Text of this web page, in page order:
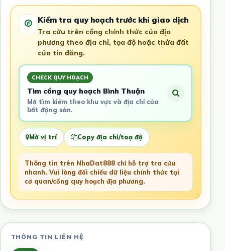
Kiểm tra quy hoạch trước khi giao dịch
Tra cứu trên cổng chính thức của địa
phương theo địa chỉ, tọa độ hoặc thửa đất
của tin đăng.
CHECK QUY HOẠCH
Tìm cổng quy hoạch Bình Thuận
Mở tìm kiếm theo khu vực và địa chỉ của
bất động sản.
Mở vị trí Copy địa chỉ/toạ độ
Thông tin trên NhaDat888 chỉ hỗ trợ tra cứu
nhanh. Vui lòng đối chiếu dữ liệu chính thức tại
cơ quan/cổng quy hoạch địa phương.
THÔNG TIN LIÊN HỆ